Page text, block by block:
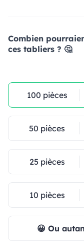
Combien
ces tabliers ? 🤔
100 pièces
50 pièces
25 pièces
10 pièces
😀 Ou